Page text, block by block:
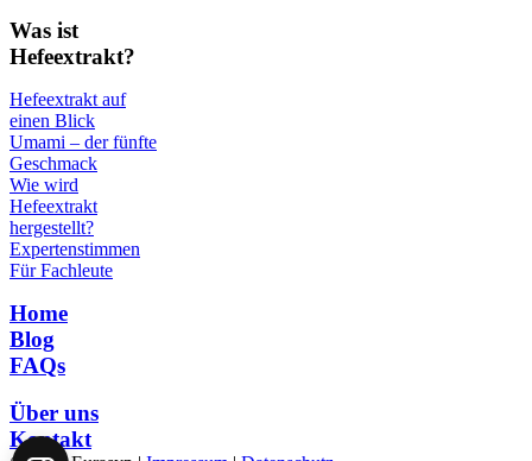
Was ist
Hefeextrakt?
Hefeextrakt auf
einen Blick
Umami – der fünfte
Geschmack
Wie wird
Hefeextrakt
hergestellt?
Expertenstimmen
Für Fachleute
Home
Blog
FAQs
Über uns
Kontakt